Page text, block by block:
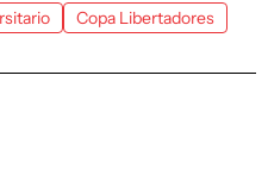
Copa Libertadores